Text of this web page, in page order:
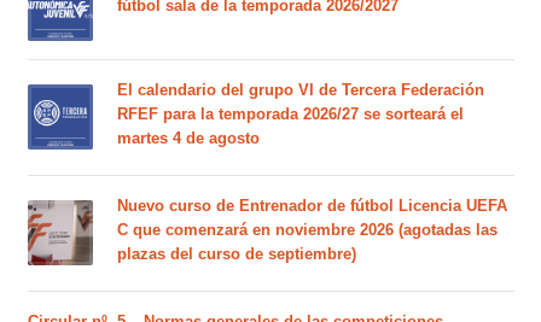
fútbol sala de la temporada 2026/2027
El calendario del grupo VI de Tercera Federación
RFEF para la temporada 2026/27 se sorteará el
martes 4 de agosto
Nuevo curso de Entrenador de fútbol Licencia UEFA
C que comenzará en noviembre 2026 (agotadas las
plazas del curso de septiembre)